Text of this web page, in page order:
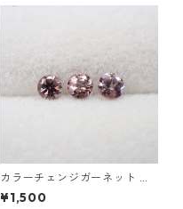
カラーチェンジガーネット ラ
ウンドカットルース 0.13ct前
後 3mm前後
¥1,500